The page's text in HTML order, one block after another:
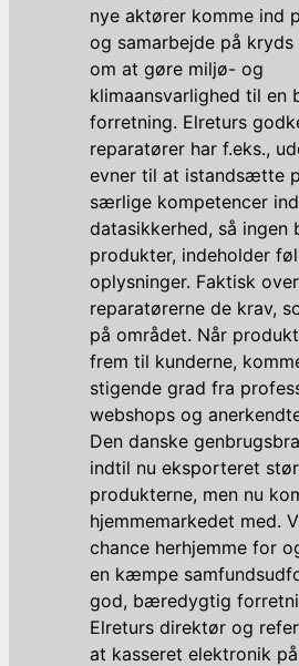
nye aktører komme ind
og samarbejde på
om at gøre miljø- og
klimaansvarlighed til
forretning. Elreturs
reparatører har f.eks.,
evner til at istandsætte
særlige kompetencer
datasikkerhed, så ingen
produkter, indeholder
oplysninger. Faktisk
reparatørerne de krav,
på området. Når
frem til kunderne,
stigende grad fra
webshops og
Den danske
indtil nu eksporteret
produkterne, men nu
hjemmemarkedet med.
chance herhjemme for
en kæmpe
god, bæredygtig
Elreturs direktør og
at kasseret elektronik